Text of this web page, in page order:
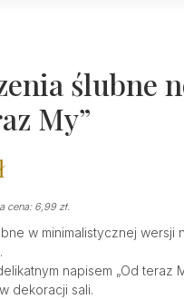
ślubne
My”
cena: 6,99 zł.
w minimalistycznej wersji
napisem „Od teraz
dekoracji sali.